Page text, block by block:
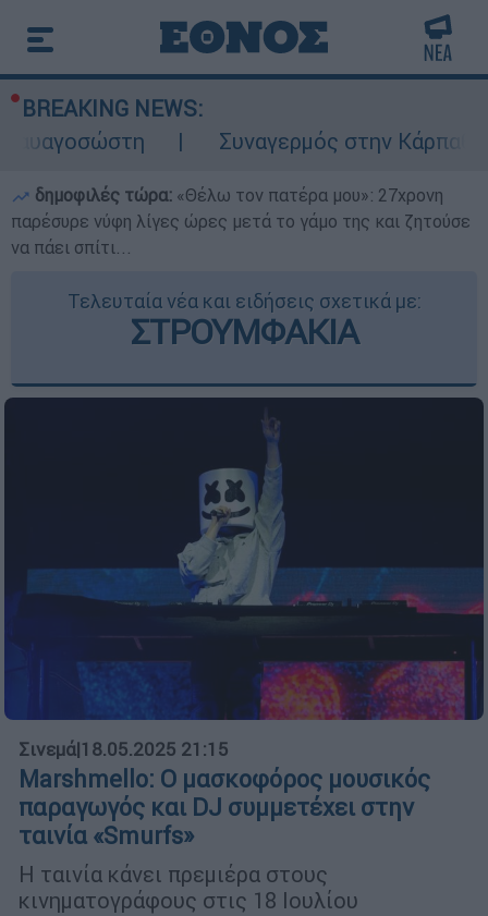
BREAKING NEWS:
Συναγερμός στην Κάρπαθο:
δημοφιλές τώρα: «Θέλω τον πατέρα μου»: 27χρονη
παρέσυρε νύφη λίγες ώρες μετά το γάμο της και ζητούσε
να πάει σπίτι...
Τελευταία νέα και ειδήσεις σχετικά με:
ΣΤΡΟΥΜΦΑΚΙΑ
Σινεμά|18.05.2025 21:15
Marshmello: O μασκοφόρος μουσικός
παραγωγός και DJ συμμετέχει στην
ταινία «Smurfs»
Η ταινία κάνει πρεμιέρα στους
κινηματογράφους στις 18 Ιουλίου